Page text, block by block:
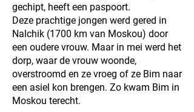
gechipt, heeft een paspoort.
Deze prachtige jongen werd gered in
Nalchik (1700 km van Moskou) door
een oudere vrouw. Maar in mei werd het
dorp, waar de vrouw woonde,
overstroomd en ze vroeg of ze Bim naar
een asiel kon brengen. Zo kwam Bim in
Moskou terecht.